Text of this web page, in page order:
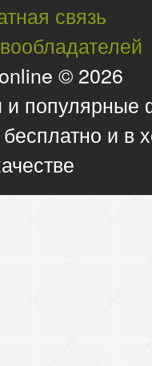
связь
© 2026
и
и в